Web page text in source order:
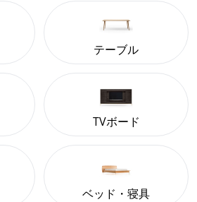
テーブル
TVボード
ベッド・寝具